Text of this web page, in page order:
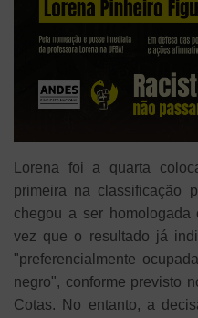
Lorena foi a quarta
primeira na classificação
chegou a ser homologada
vez que o resultado já
"preferencialmente
negro", conforme previsto
Cotas. No entanto, a